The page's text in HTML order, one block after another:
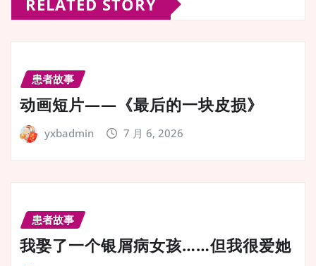
患者故事
动画短片——《最后的一块皮损》
yxbadmin 7 月 6, 2026
患者故事
我娶了一个银屑病女孩……但我很爱她